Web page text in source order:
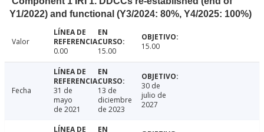
Y1/2022) and functional (Y3/2024: 80%, Y4/2025: 100%)
Valor
0.00
15.00 15.00
Fecha
31 de
mayo
de 2021
13 de
diciembre
de 2023
30 de
julio de
2027